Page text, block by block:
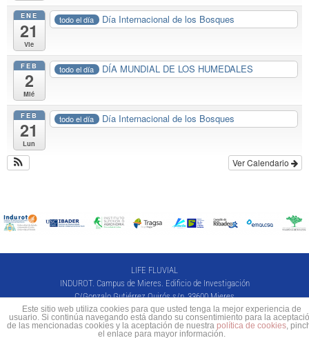
ENE
21
Vie
todo el día Día Internacional de los Bosques
FEB
2
Mié
todo el día DÍA MUNDIAL DE LOS HUMEDALES
FEB
21
Lun
todo el día Día Internacional de los Bosques
Ver Calendario
LIFE FLUVIAL
INDUROT. Campus de Mieres. Edificio de Investigación
C/Gonzalo Gutiérrez Quirós s/n, 33600 Mieres
(+34) 985 45 81 18 · lifefluvial@uniovi.es
CONTACTO POLÍTICA DE PRIVACIDAD
Este sitio web utiliza cookies para que usted tenga la mejor experiencia de
usuario. Si continúa navegando está dando su consentimiento para la
de las mencionadas cookies y la aceptación de nuestra política de cookies,
el enlace para mayor información.